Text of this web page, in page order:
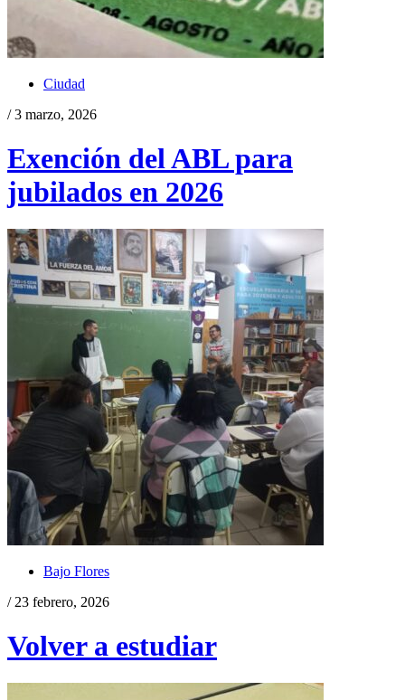
Ciudad
/ 3 marzo, 2026
Exención del ABL para
jubilados en 2026
Bajo Flores
/ 23 febrero, 2026
Volver a estudiar